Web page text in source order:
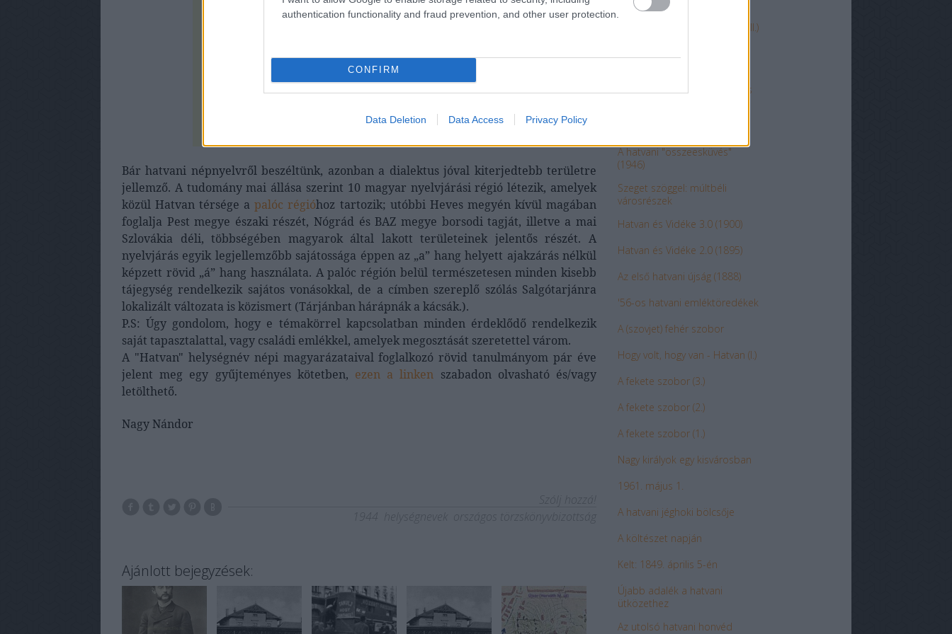
authentication functionality and fraud prevention, and other user protection.
CONFIRM
Data Deletion Data Access Privacy Policy
Bár hatvani népnyelvről beszéltünk, azonban a dialektus jóval kiterjedtebb területre
jellemző. A tudomány mai állása szerint 10 magyar nyelvjárási régió létezik, amelyek
közül Hatvan térsége apalóc régióhoz tartozik; utóbbi Heves megyén kívül magában
foglalja Pest megye északi részét, Nógrád és BAZ megye borsodi tagját, illetve a mai
Szlovákia déli, többségében magyarok által lakott területeinek jelentős részét. A
nyelvjárás egyik legjellemzőbb sajátossága éppen az „a” hang helyett ajakzárás nélkül
képzett rövid „á” hang használata. A palóc régión belül természetesen minden kisebb
tájegység rendelkezik sajátos vonásokkal, de a címben szereplő szólás Salgótarjánra
lokalizált változata is közismert (Tárjánban hárápnák a kácsák.).
P.S: Úgy gondolom, hogy e témakörrel kapcsolatban minden érdeklődő rendelkezik
saját tapasztalattal, vagy családi emlékkel, amelyek megosztását szeretettel várom.
A "Hatvan" helységnév népi magyarázataival foglalkozó rövid tanulmányom pár éve
jelent meg egy gyűjteményes kötetben, ezen a linken szabadon olvasható és/vagy
letölthető.
Nagy Nándor
Szólj hozzá!
1944 helységnevek országos törzskönyvbizottság
Ajánlott bejegyzések:
Hogy volt, hogy van - Hatvan (II.)
A centenárium: 1948. március
A hatvani "összeesküvés"
(1946)
Szeget szöggel: múltbéli
városrészek
Hatvan és Vidéke 3.0 (1900)
Hatvan és Vidéke 2.0 (1895)
Az első hatvani újság (1888)
'56-os hatvani emléktöredékek
A (szovjet) fehér szobor
Hogy volt, hogy van - Hatvan (I.)
A fekete szobor (3.)
A fekete szobor (2.)
A fekete szobor (1.)
Nagy királyok egy kisvárosban
1961. május 1.
A hatvani jéghoki bölcsője
A költészet napján
Kelt: 1849. április 5-én
Újabb adalék a hatvani
ütközethez
Az utolsó hatvani honvéd